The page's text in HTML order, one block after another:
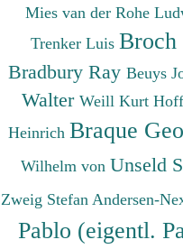
Mies van der Rohe
Trenker Luis Broch
Bradbury Ray Beuys
Walter Weill Kurt
Heinrich Braque
Wilhelm von Unseld
Zweig Stefan Andersen-
Pablo (eigentl.